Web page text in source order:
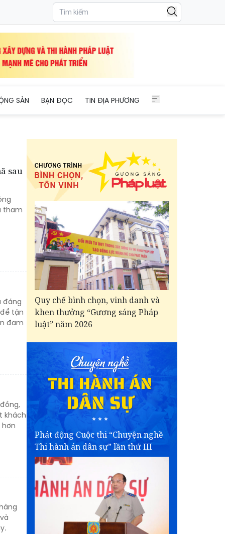
SẢN BẠN ĐỌC TIN ĐỊA PHƯƠNG
sau
tham
đáng
tận
đam
khách
Quy chế bình chọn, vinh danh và
khen thưởng “Gương sáng Pháp
luật” năm 2026
Phát động Cuộc thi “Chuyện nghề
Thi hành án dân sự” lần thứ III